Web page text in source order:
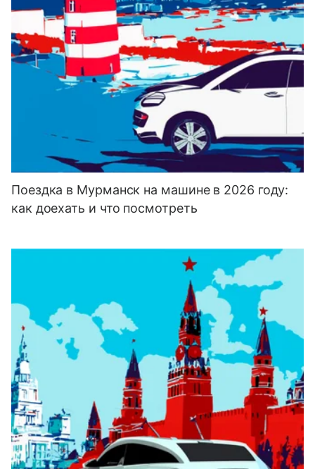
Поездка в Мурманск на машине в 2026 году:
как доехать и что посмотреть